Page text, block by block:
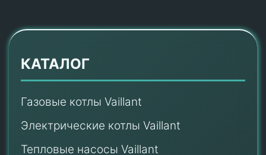
КАТАЛОГ
Газовые котлы Vaillant
Электрические котлы Vaillant
Тепловые насосы Vaillant